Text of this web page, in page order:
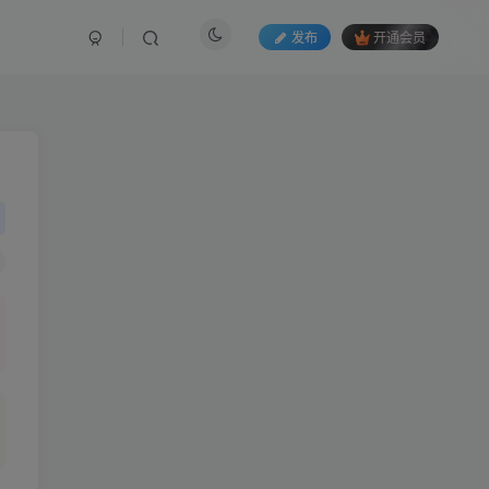
发布 开通会员